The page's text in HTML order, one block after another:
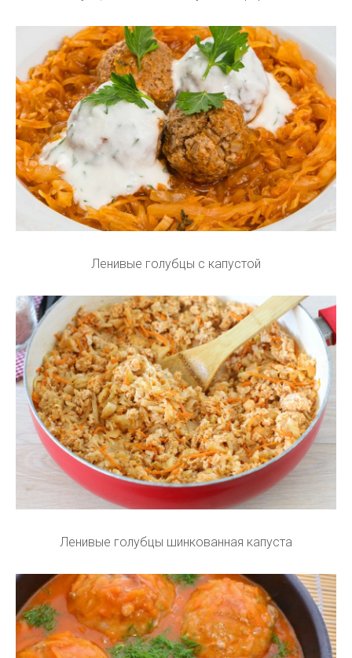
Ленивые голубцы с капустой
Ленивые голубцы шинкованная капуста